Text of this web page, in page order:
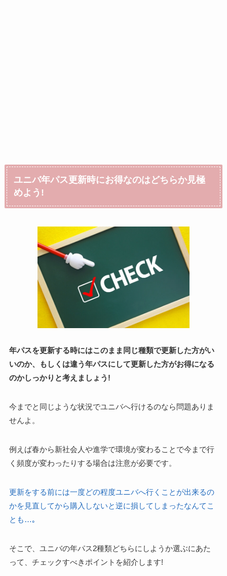
ユニバ年パス更新時にお得なのはどちらか見極
めよう!
年パスを更新する時にはこのまま同じ種類で更新した方がい
いのか、もしくは違う年パスにして更新した方がお得になる
のかしっかりと考えましょう!
今までと同じような状況でユニバへ行けるのなら問題ありま
せんよ。
例えば春から新社会人や進学で環境が変わることで今まで行
く頻度が変わったりする場合は注意が必要です。
更新をする前には一度どの程度ユニバへ行くことが出来るの
かを見直してから購入しないと逆に損してしまったなんてこ
とも…｡
そこで、ユニバの年パス2種類どちらにしようか選ぶにあた
って、チェックすべきポイントを紹介します!